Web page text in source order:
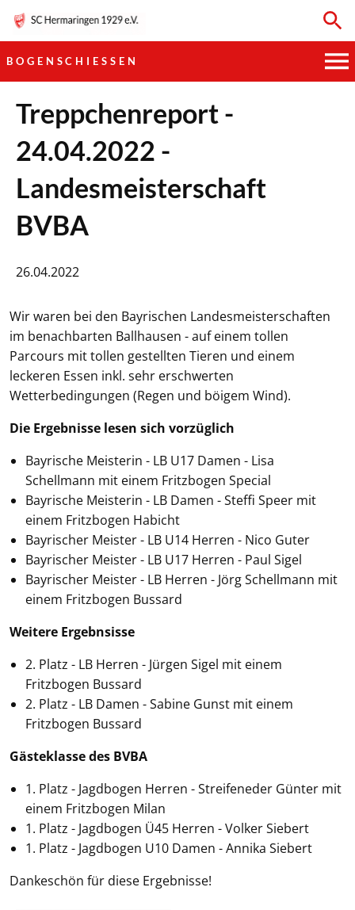
BOGENSCHIESSEN
HAUPTVEREIN
SPORTKEGELN
FUSSBALL
GYMNASTIK
TISCHTENNIS
BOGENSCHIESSEN
Treppchenreport -
24.04.2022 -
Landesmeisterschaft
BVBA
26.04.2022
Wir waren bei den Bayrischen Landesmeisterschaften
im benachbarten Ballhausen - auf einem tollen
Parcours mit tollen gestellten Tieren und einem
leckeren Essen inkl. sehr erschwerten
Wetterbedingungen (Regen und böigem Wind).
Die Ergebnisse lesen sich vorzüglich
Bayrische Meisterin - LB U17 Damen - Lisa
Schellmann mit einem Fritzbogen Special
Bayrische Meisterin - LB Damen - Steffi Speer mit
einem Fritzbogen Habicht
Bayrischer Meister - LB U14 Herren - Nico Guter
Bayrischer Meister - LB U17 Herren - Paul Sigel
Bayrischer Meister - LB Herren - Jörg Schellmann mit
einem Fritzbogen Bussard
Weitere Ergebnsisse
2. Platz - LB Herren - Jürgen Sigel mit einem
Fritzbogen Bussard
2. Platz - LB Damen - Sabine Gunst mit einem
Fritzbogen Bussard
Gästeklasse des BVBA
1. Platz - Jagdbogen Herren - Streifeneder Günter mit
einem Fritzbogen Milan
1. Platz - Jagdbogen Ü45 Herren - Volker Siebert
1. Platz - Jagdbogen U10 Damen - Annika Siebert
Dankeschön für diese Ergebnisse!